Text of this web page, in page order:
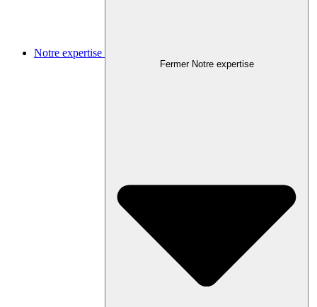
Notre expertise
Fermer Notre expertise